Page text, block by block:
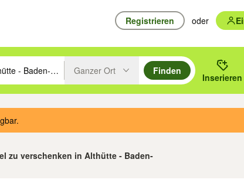
Registrieren oder
den Pfeiltasten nach oben/unten durchsuchen und mit
Ort eingeben. Eingabetaste drücken um zu suchen, oder
Ganzer Ort
Finden
Inserieren
zu verschenken in Althütte - Baden-